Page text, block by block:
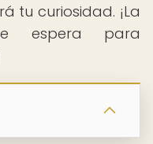
tu curiosidad. ¡La
espera para